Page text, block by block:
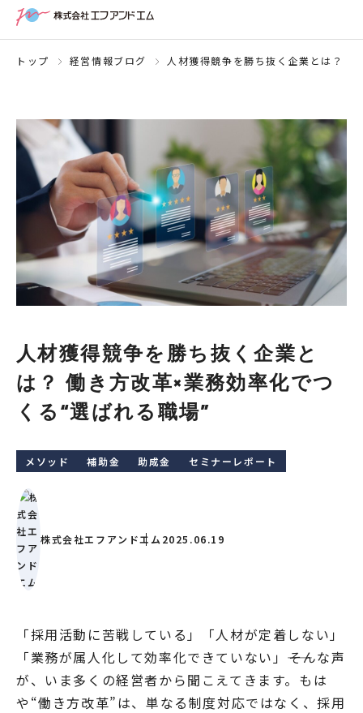
トップ 経営情報ブログ 人材獲得競争を勝ち抜く企業とは？
人材獲得競争を勝ち抜く企業と
は？ 働き方改革×業務効率化でつ
くる“選ばれる職場”
メソッド 補助金 助成金 セミナーレポート
株式会社エフアンドエム 2025.06.19
「採用活動に苦戦している」「人材が定着しない」
「業務が属人化して効率化できていない」――そんな声
が、いま多くの経営者から聞こえてきます。もは
や“働き方改革”は、単なる制度対応ではなく、採用